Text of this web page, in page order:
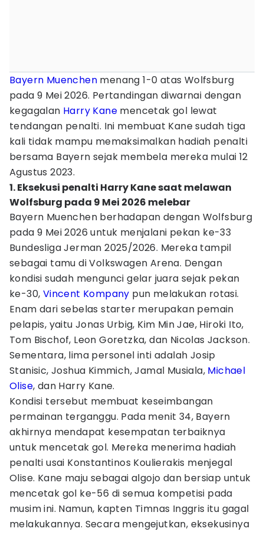
Bayern Muenchen menang 1-0 atas Wolfsburg
pada 9 Mei 2026. Pertandingan diwarnai dengan
kegagalan Harry Kane mencetak gol lewat
tendangan penalti. Ini membuat Kane sudah tiga
kali tidak mampu memaksimalkan hadiah penalti
bersama Bayern sejak membela mereka mulai 12
Agustus 2023.
1. Eksekusi penalti Harry Kane saat melawan
Wolfsburg pada 9 Mei 2026 melebar
Bayern Muenchen berhadapan dengan Wolfsburg
pada 9 Mei 2026 untuk menjalani pekan ke-33
Bundesliga Jerman 2025/2026. Mereka tampil
sebagai tamu di Volkswagen Arena. Dengan
kondisi sudah mengunci gelar juara sejak pekan
ke-30, Vincent Kompany pun melakukan rotasi.
Enam dari sebelas starter merupakan pemain
pelapis, yaitu Jonas Urbig, Kim Min Jae, Hiroki Ito,
Tom Bischof, Leon Goretzka, dan Nicolas Jackson.
Sementara, lima personel inti adalah Josip
Stanisic, Joshua Kimmich, Jamal Musiala, Michael
Olise, dan Harry Kane.
Kondisi tersebut membuat keseimbangan
permainan terganggu. Pada menit 34, Bayern
akhirnya mendapat kesempatan terbaiknya
untuk mencetak gol. Mereka menerima hadiah
penalti usai Konstantinos Koulierakis menjegal
Olise. Kane maju sebagai algojo dan bersiap untuk
mencetak gol ke-56 di semua kompetisi pada
musim ini. Namun, kapten Timnas Inggris itu gagal
melakukannya. Secara mengejutkan, eksekusinya